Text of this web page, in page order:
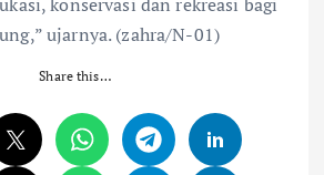
ujarnya. (zahra/N-01)
Share this…